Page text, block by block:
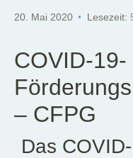
20. Mai 2020 Lesezeit:
COVID-19-
– CFPG
Das